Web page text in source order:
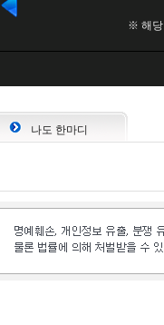
나도 한마디